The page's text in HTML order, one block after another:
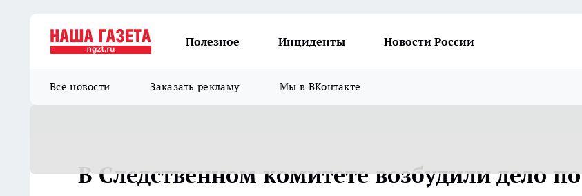
Полезное Инциденты Новости России
Все новости Заказать рекламу Мы в ВКонтакте
В Следственном комитете возбудили дело по